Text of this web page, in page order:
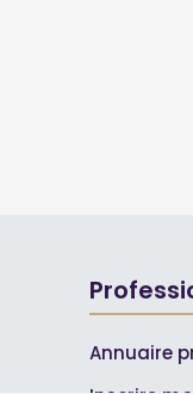
Annuaire